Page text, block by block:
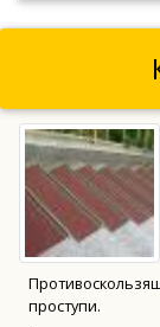
проступи.